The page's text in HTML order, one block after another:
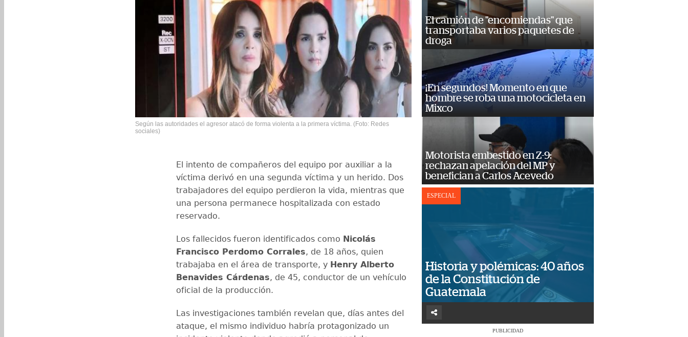
Según las autoridades el agresor atacó de forma violenta a la primera víctima. (Foto: Redes
sociales)
El intento de compañeros del equipo por auxiliar a la
víctima derivó en una segunda víctima y un herido. Dos
trabajadores del equipo perdieron la vida, mientras que
una persona permanece hospitalizada con estado
reservado.
Los fallecidos fueron identificados como Nicolás
Francisco Perdomo Corrales, de 18 años, quien
trabajaba en el área de transporte, y Henry Alberto
Benavides Cárdenas, de 45, conductor de un vehículo
oficial de la producción.
Las investigaciones también revelan que, días antes del
ataque, el mismo individuo habría protagonizado un
El camión de "encomiendas" que
transportaba varios paquetes de
droga
¡En segundos! Momento en que
hombre se roba una motocicleta en
Mixco
Motorista embestido en Z-9:
rechazan apelación del MP y
benefician a Carlos Acevedo
ESPECIAL
Historia y polémicas: 40 años
de la Constitución de
Guatemala
PUBLICIDAD